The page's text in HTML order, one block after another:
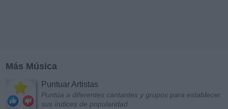
Más Música
Puntuar Artistas
Puntúa a diferentes cantantes y grupos para establecer
sus índices de popularidad